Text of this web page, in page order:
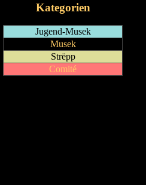
Kategorien
Jugend-Musek
Musek
Strëpp
Comité